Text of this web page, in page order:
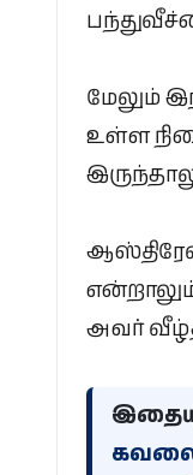
மேலும்
உள்ள
அவர்